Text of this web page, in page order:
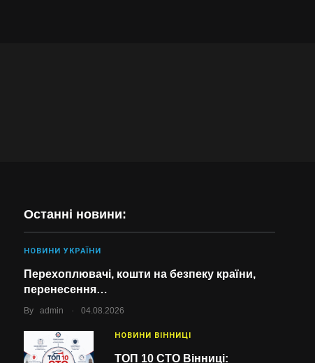
Останні новини:
НОВИНИ УКРАЇНИ
Перехоплювачі, кошти на безпеку країни,
перенесення…
By admin . 04.08.2026
НОВИНИ ВІННИЦІ
ТОП 10 СТО Вінниці: